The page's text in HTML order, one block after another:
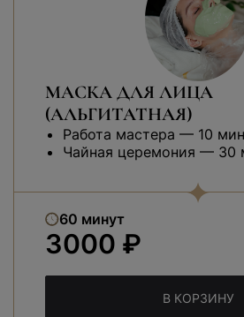
МАСКА ДЛЯ ЛИЦА
(АЛЬГИТАТНАЯ)
Работа мастера — 10
Чайная церемония — 30
60 минут
3000 ₽
В КОРЗИНУ